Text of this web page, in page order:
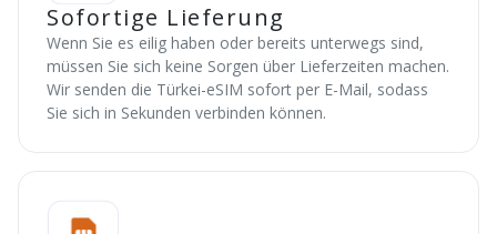
Sofortige Lieferung
Wenn Sie es eilig haben oder bereits unterwegs sind,
müssen Sie sich keine Sorgen über Lieferzeiten machen.
Wir senden die Türkei-eSIM sofort per E-Mail, sodass
Sie sich in Sekunden verbinden können.